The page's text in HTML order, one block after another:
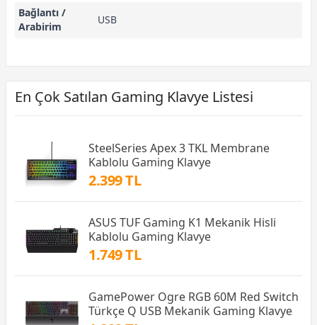
Bağlantı /
Arabirim
USB
En Çok Satılan Gaming Klavye Listesi
SteelSeries Apex 3 TKL Membrane
Kablolu Gaming Klavye
2.399 TL
ASUS TUF Gaming K1 Mekanik Hisli
Kablolu Gaming Klavye
1.749 TL
GamePower Ogre RGB 60M Red Switch
Türkçe Q USB Mekanik Gaming Klavye